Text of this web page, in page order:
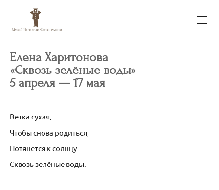
Елена Харитонова
«Сквозь зелёные воды»
5 апреля — 17 мая
Ветка сухая,
Чтобы снова родиться,
Потянется к солнцу
Сквозь зелёные воды.